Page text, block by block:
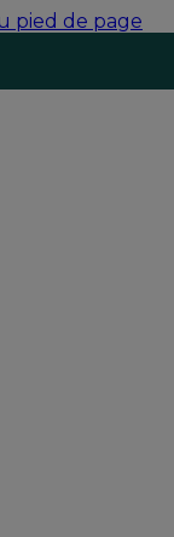
pied de page